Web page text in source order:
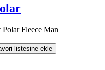
Fleece Man